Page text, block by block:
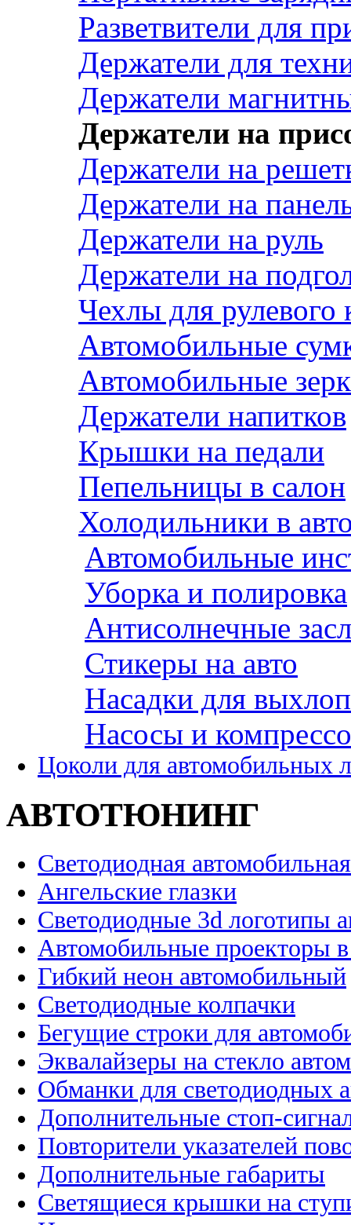
Разветвители для
Держатели для
Держатели
Держатели на
Держатели на
Держатели на
Держатели на руль
Держатели на
Чехлы для рулевого
Автомобильные
Автомобильные
Держатели напитков
Крышки на педали
Пепельницы в салон
Холодильники в
Автомобильные
Уборка и полировка
Антисолнечные
Стикеры на авто
Насадки для
Насосы и
Цоколи для автомобильных
АВТОТЮНИНГ
Светодиодная
Ангельские глазки
Светодиодные 3d логотипы
Автомобильные проекторы
Гибкий неон автомобильный
Светодиодные колпачки
Бегущие строки для
Эквалайзеры на стекло
Обманки для светодиодных
Дополнительные стоп-
Повторители указателей
Дополнительные габариты
Светящиеся крышки на